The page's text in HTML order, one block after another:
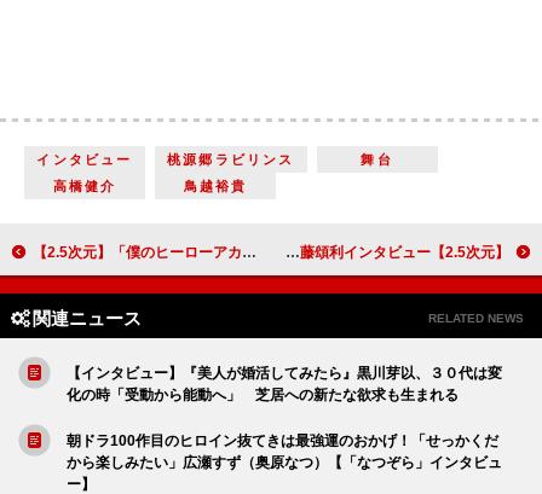
インタビュー 桃源郷ラビリンス
舞台
高橋健介
鳥越裕貴
【2.5次元】「僕のヒーローアカデミア」The “Ultra” Stage 田村心＆小林亮太＆猪野広樹＆北村諒インタビュー 【2.5次元】ハイパープロジェクション演劇「ハイキュー!!」“東京の陣”は「東京感」のある全く新しい作品に！ 永田崇人＆近藤頌利インタビュー
関連ニュース RELATED NEWS
【インタビュー】『美人が婚活してみたら』黒川芽以、３０代は変
化の時「受動から能動へ」 芝居への新たな欲求も生まれる
朝ドラ100作目のヒロイン抜てきは最強運のおかげ！「せっかくだ
から楽しみたい」広瀬すず（奥原なつ）【「なつぞら」インタビュ
ー】